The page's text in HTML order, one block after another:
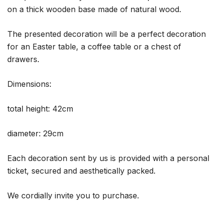
on a thick wooden base made of natural wood.
The presented decoration will be a perfect decoration
for an Easter table, a coffee table or a chest of
drawers.
Dimensions:
total height: 42cm
diameter: 29cm
Each decoration sent by us is provided with a personal
ticket, secured and aesthetically packed.
We cordially invite you to purchase.